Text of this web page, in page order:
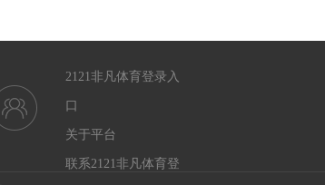
2121非凡体育登录入
口
关于平台
联系2121非凡体育登